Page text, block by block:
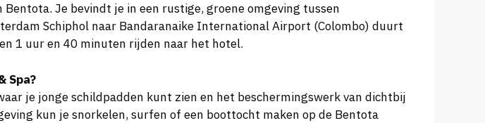
Je bevindt je in een rustige, groene omgeving tussen
Schiphol naar Bandaranaike International Airport (Colombo) duurt
1 uur en 40 minuten rijden naar het hotel.
Spa?
je jonge schildpadden kunt zien en het beschermingswerk van dichtbij
kun je snorkelen, surfen of een boottocht maken op de Bentota